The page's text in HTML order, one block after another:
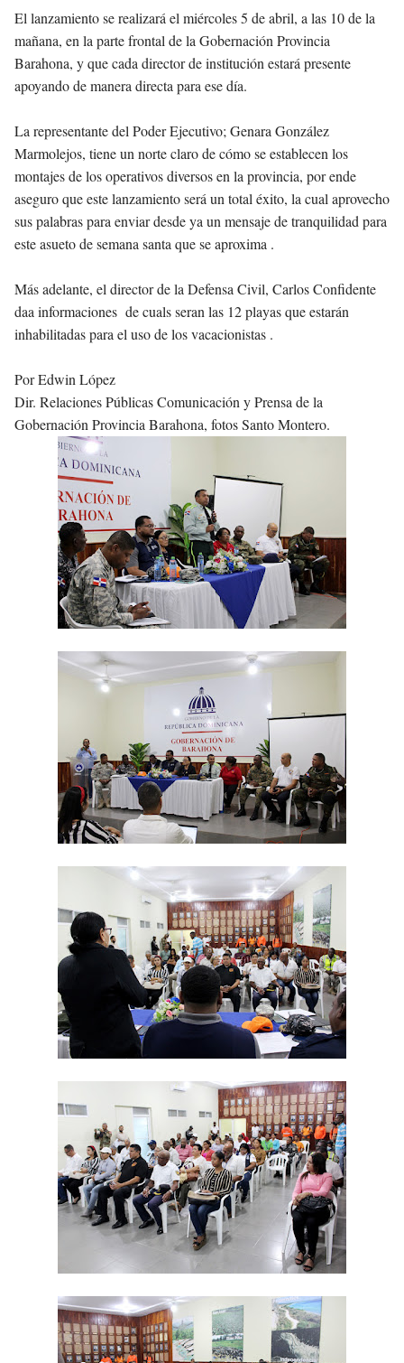
El lanzamiento se realizará el miércoles 5 de abril, a las 10 de la
mañana, en la parte frontal de la Gobernación Provincia
Barahona, y que cada director de institución estará presente
apoyando de manera directa para ese día.
La representante del Poder Ejecutivo; Genara González
Marmolejos, tiene un norte claro de cómo se establecen los
montajes de los operativos diversos en la provincia, por ende
aseguro que este lanzamiento será un total éxito, la cual aprovecho
sus palabras para enviar desde ya un mensaje de tranquilidad para
este asueto de semana santa que se aproxima .
Más adelante, el director de la Defensa Civil, Carlos Confidente
daa informaciones de cuals seran las 12 playas que estarán
inhabilitadas para el uso de los vacacionistas .
Por Edwin López
Dir. Relaciones Públicas Comunicación y Prensa de la
Gobernación Provincia Barahona, fotos Santo Montero.